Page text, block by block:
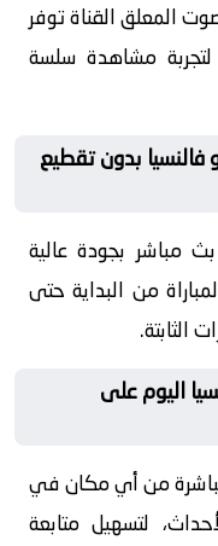
المعلق القناة توفر
لتجربة مشاهدة سلسة
فالنسيا بدون تقطيع
بث مباشر بجودة عالية
من البداية حتى
الثابتة.
اليوم على
مباشرة من أي مكان في
لتسهيل متابعة